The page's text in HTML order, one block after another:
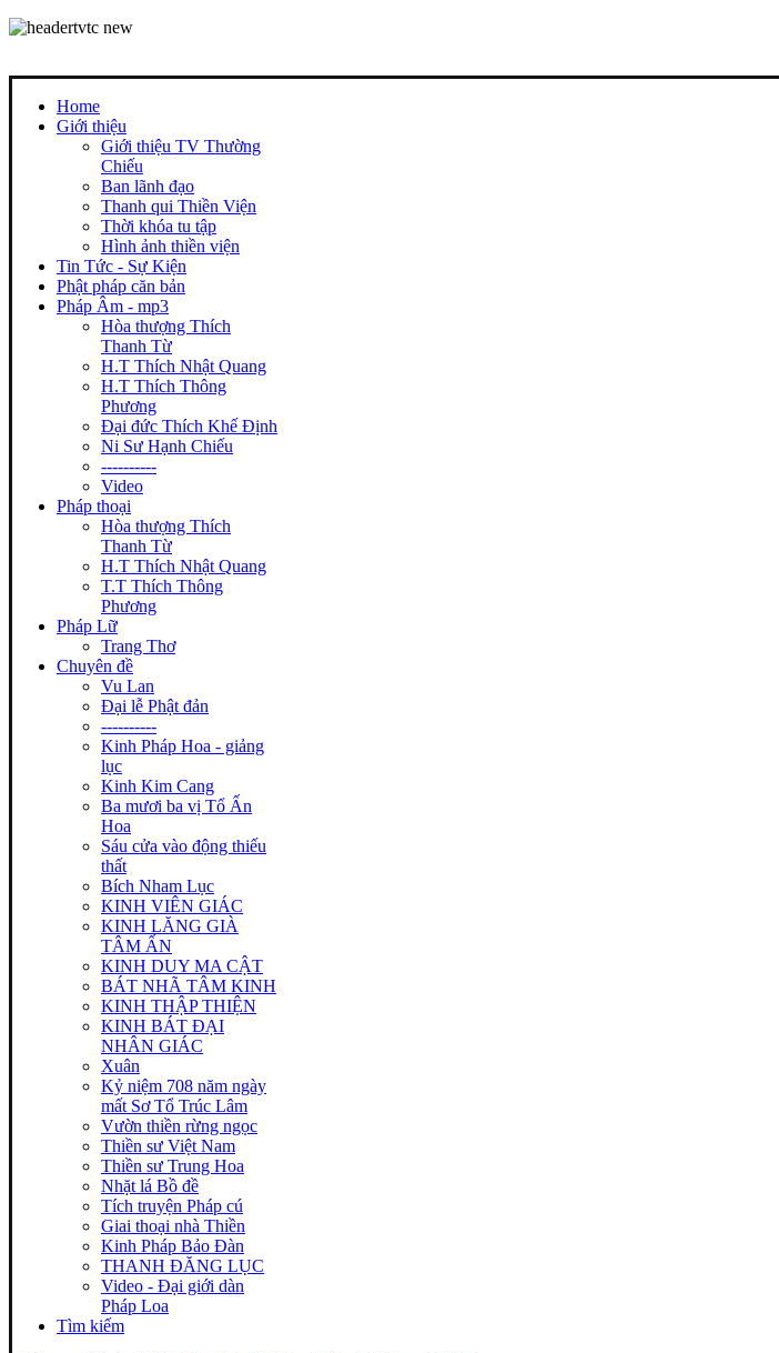
Home
Giới thiệu
Giới thiệu TV Thường
Chiếu
Ban lãnh đạo
Thanh qui Thiền Viện
Thời khóa tu tập
Hình ảnh thiền viện
Tin Tức - Sự Kiện
Phật pháp căn bản
Pháp Âm - mp3
Hòa thượng Thích
Thanh Từ
H.T Thích Nhật Quang
H.T Thích Thông
Phương
Đại đức Thích Khế Định
Ni Sư Hạnh Chiếu
----------
Video
Pháp thoại
Hòa thượng Thích
Thanh Từ
H.T Thích Nhật Quang
T.T Thích Thông
Phương
Pháp Lữ
Trang Thơ
Chuyên đề
Vu Lan
Đại lễ Phật đản
----------
Kinh Pháp Hoa - giảng
lục
Kinh Kim Cang
Ba mươi ba vị Tổ Ấn
Hoa
Sáu cửa vào động thiếu
thất
Bích Nham Lục
KINH VIÊN GIÁC
KINH LĂNG GIÀ
TÂM ẤN
KINH DUY MA CẬT
BÁT NHÃ TÂM KINH
KINH THẬP THIỆN
KINH BÁT ĐẠI
NHÂN GIÁC
Xuân
Kỷ niệm 708 năm ngày
mất Sơ Tổ Trúc Lâm
Vườn thiền rừng ngọc
Thiền sư Việt Nam
Thiền sư Trung Hoa
Nhặt lá Bồ đề
Tích truyện Pháp cú
Giai thoại nhà Thiền
Kinh Pháp Bảo Đàn
THANH ĐĂNG LỤC
Video - Đại giới dàn
Pháp Loa
Tìm kiếm